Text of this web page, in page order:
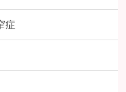
症